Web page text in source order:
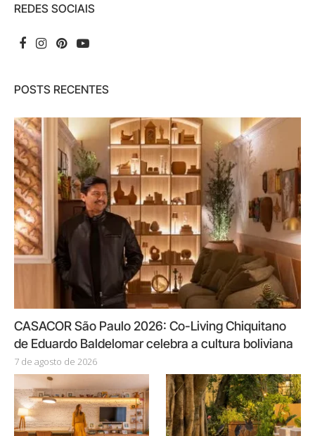
REDES SOCIAIS
POSTS RECENTES
CASACOR São Paulo 2026: Co-Living Chiquitano
de Eduardo Baldelomar celebra a cultura boliviana
7 de agosto de 2026